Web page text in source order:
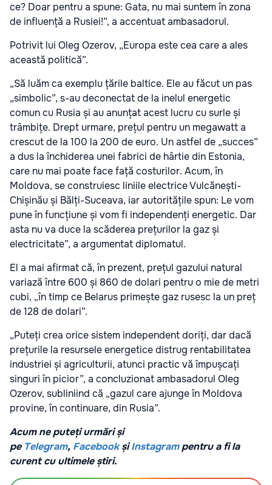
ce? Doar pentru a spune: Gata, nu mai suntem în zona
de influență a Rusiei!”, a accentuat ambasadorul.
Potrivit lui Oleg Ozerov, „Europa este cea care a ales
această politică”.
„Să luăm ca exemplu țările baltice. Ele au făcut un pas
„simbolic”, s-au deconectat de la inelul energetic
comun cu Rusia și au anunțat acest lucru cu surle și
trâmbițe. Drept urmare, prețul pentru un megawatt a
crescut de la 100 la 200 de euro. Un astfel de „succes”
a dus la închiderea unei fabrici de hârtie din Estonia,
care nu mai poate face față costurilor. Acum, în
Moldova, se construiesc liniile electrice Vulcănești-
Chișinău și Bălți-Suceava, iar autoritățile spun: Le vom
pune în funcțiune și vom fi independenți energetic. Dar
asta nu va duce la scăderea prețurilor la gaz și
electricitate”, a argumentat diplomatul.
El a mai afirmat că, în prezent, prețul gazului natural
variază între 600 și 860 de dolari pentru o mie de metri
cubi, „în timp ce Belarus primește gaz rusesc la un preț
de 128 de dolari”.
„Puteți crea orice sistem independent doriți, dar dacă
prețurile la resursele energetice distrug rentabilitatea
industriei și agriculturii, atunci practic vă împușcați
singuri în picior”, a concluzionat ambasadorul Oleg
Ozerov, subliniind că „gazul care ajunge în Moldova
provine, în continuare, din Rusia”.
Acum ne puteți urmări și
pe Telegram, Facebook șiInstagrampentru a fi la
curent cu ultimele știri.